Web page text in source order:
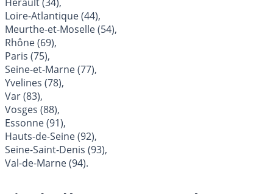
Loire-Atlantique (44),
Meurthe-et-Moselle (54),
Rhône (69),
Paris (75),
Seine-et-Marne (77),
Yvelines (78),
Var (83),
Vosges (88),
Essonne (91),
Hauts-de-Seine (92),
Seine-Saint-Denis (93),
Val-de-Marne (94).